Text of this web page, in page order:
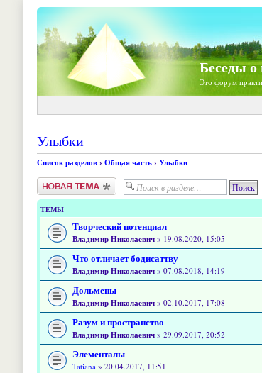
Беседы
Это форум
Улыбки
Список разделов› Общая часть› Улыбки
Новая тема
ТЕМЫ
Творческий потенциал
Владимир Николаевич » 19.08.2020, 15:05
Что отличает бодисаттву
Владимир Николаевич » 07.08.2018, 14:19
Дольмены
Владимир Николаевич » 02.10.2017, 17:08
Разум и пространство
Владимир Николаевич » 29.09.2017, 20:52
Элементалы
Tatiana » 20.04.2017, 11:51